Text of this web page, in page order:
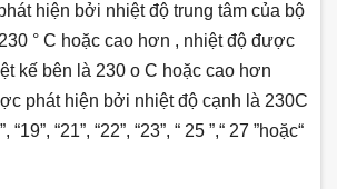
hiện bởi nhiệt độ trung tâm của bộ
° C hoặc cao hơn , nhiệt độ được
kế bên là 230 o C hoặc cao hơn
phát hiện bởi nhiệt độ cạnh là 230C
“21”, “22”, “23”, “ 25 ”,“ 27 ”hoặc“